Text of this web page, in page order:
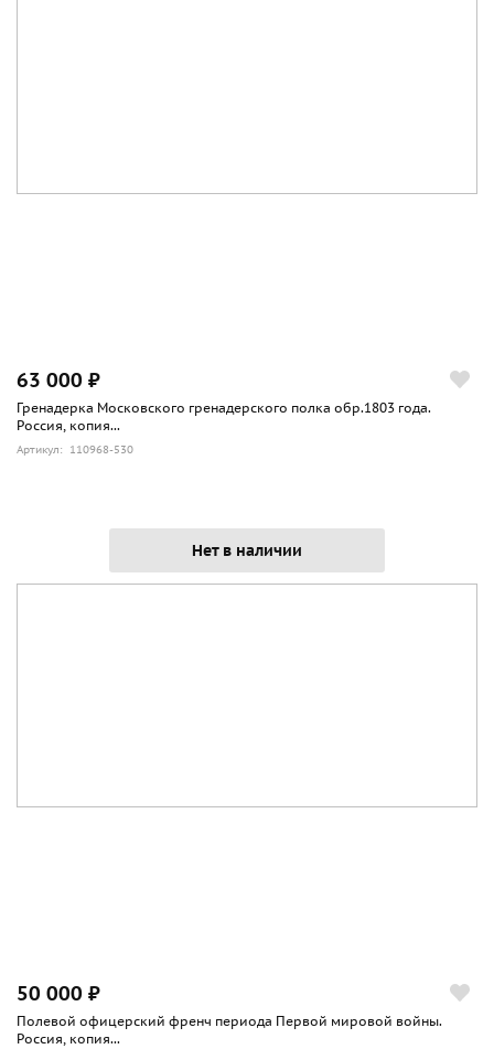
63 000 ₽
Гренадерка Московского гренадерского полка обр.1803 года.
Россия, копия...
Артикул: 110968-530
Нет в наличии
50 000 ₽
Полевой офицерский френч периода Первой мировой войны.
Россия, копия...